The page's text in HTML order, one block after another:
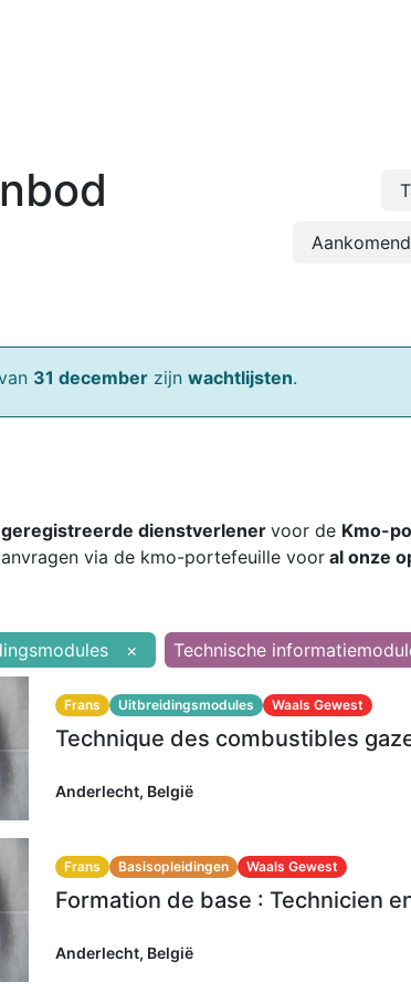
31 december zijn wachtlijsten.
geregistreerde dienstverlener voor de Kmo-
via de kmo-portefeuille voor al onze
× Technische
Frans Uitbreidingsmodules Waals Gewest
Anderlecht, België
Frans Basisopleidingen Waals Gewest
Anderlecht, België